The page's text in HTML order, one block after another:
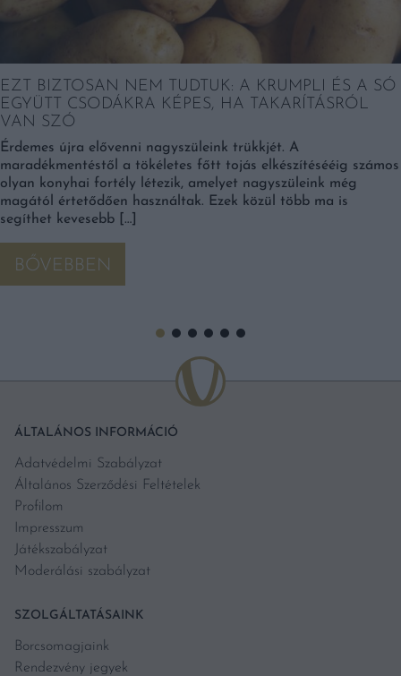
EZT BIZTOSAN NEM TUDTUK: A KRUMPLI ÉS A SÓ
EGYÜTT CSODÁKRA KÉPES, HA TAKARÍTÁSRÓL
VAN SZÓ
Érdemes újra elővenni nagyszüleink trükkjét. A
maradékmentéstől a tökéletes főtt tojás elkészítésééig számos
olyan konyhai fortély létezik, amelyet nagyszüleink még
magától értetődően használtak. Ezek közül több ma is
segíthet kevesebb […]
BŐVEBBEN
ÁLTALÁNOS INFORMÁCIÓ
Adatvédelmi Szabályzat
Általános Szerződési Feltételek
Profilom
Impresszum
Játékszabályzat
Moderálási szabályzat
SZOLGÁLTATÁSAINK
Borcsomagjaink
Rendezvény jegyek